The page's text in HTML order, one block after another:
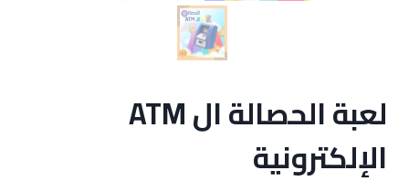
لعبة الحصالة ال ATM
الإلكترونية